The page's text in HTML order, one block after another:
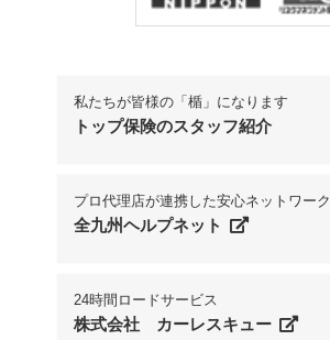
私たちが皆様の「楯」になります
トップ保険のスタッフ紹介
プロ代理店が連携した安心ネットワーク
全九州ヘルプネット
24時間ロードサービス
株式会社 カーレスキュー